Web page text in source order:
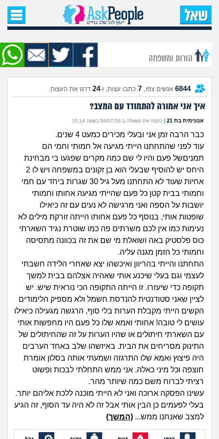
עמוד הבית
שאל שאלה
שאלות חדשות
שאלות שעוררו עניין
עצות חדשות
מה קורה כאן?
מתחם הטיפים
מדורים
זוגיות
היריון ולידה
הורות ומשפחה
מתבגרים
מהבקו"ם... ועד מתי?!
לימודים וסטודנטים
עבודה וקריירה
חברים ואנשים
חיפוש שאלות
הרשמה | התחברות
הורות ומשפחה
6844 אנשים צפו, 7 כתבו עצות, ו-24 דרגו את העצות.
איך אני אמורה להתמודד עם המצב?
אנונימית בת 21 | כתבה את השאלה ב-08/07/26 בשעה 10:14
כבר הרבה זמן אני ובעלי מכירים כמעט 4 שנים.
עוד לפני שהתחתנו הייתי מגיעה אל חמותי וחמי הם
תמניםשל פעם והיו לי שם כמה מקרים שפגעו בי מבחינת
היחס יש להוסיף שבעלי הוא בן זקונים במשפחה ויש לו 2
אחיות שעוד לא התחתנו מעל גיל 30 שגרות ביחד עם חמי
וחמותי בבית קטן כל פעם שהייתי מגיעה אחותו וחמותי
יושבות על הספה ואני מרגישה לא נעים עם זה כיאילו
שופטות אותי, בנוסף כל פעם אחותו הייתה זורקת מילים לא
נעימות כמו אין לכם משרתים פה כמו שוטרת נגיד השארתי
כוס פלסטיק באה ושואלת מי שם את זה בכוונה מתסיסה
וחמותי כל הזמן מגנה עליה.
התחתנו והייתי בהריוון ואיכשהו יצא שאחרי הלידה חשבתי
לעצמי וגם בעלי שיכנע אותי שאהיה אצלהם בבית למשך
תקופה כדי שיעזרו. זו הייתה התקופה הכי נוראית שיש. יש
לציין שאני סטודנטית להנדסת חשמל ולא מספיק הלימודים
הקשים הייתי מקבלת הערות בלי סוף, הרגשה מגעילה כיאילו
עושים לי טובה! אחותי ואמא שלו כל פעם היו מחפשות אותי
עם השארתי חיתולים או שהיו הערות על זה שהחיתולים של
התינוק מסריחים את הבית. באיזשהו שלב באחד הערבים
היה פיצוץ ואמא שלו התרגזה ושמעתי אותה בסלון אומרת
חוצפה וכל מיני כאלה. אני ממש התחלתי לבכות ופשוט
רציתי לברוח משם כמה שיותר מהר.
עשינו הפסקה ארוכה ואני לא הייתי מוכנה ללכת אליהם יותר.
בעלי לפעמים כן הבין אותי אבל זה לא היה עד הסוף, זה הגיע
למצב שאנחנו ממש... (המשך)